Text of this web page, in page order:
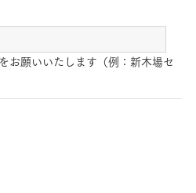
お願いいたします（例：新木場セ